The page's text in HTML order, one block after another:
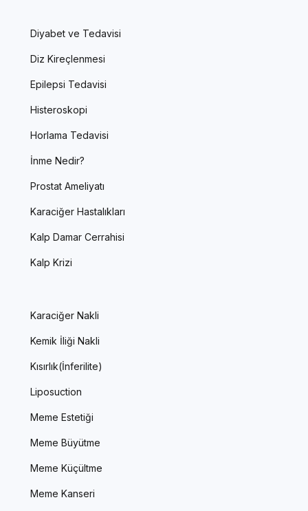
Diyabet ve Tedavisi
Diz Kireçlenmesi
Epilepsi Tedavisi
Histeroskopi
Horlama Tedavisi
İnme Nedir?
Prostat Ameliyatı
Karaciğer Hastalıkları
Kalp Damar Cerrahisi
Kalp Krizi
Karaciğer Nakli
Kemik İliği Nakli
Kısırlık(İnferilite)
Liposuction
Meme Estetiği
Meme Büyütme
Meme Küçültme
Meme Kanseri